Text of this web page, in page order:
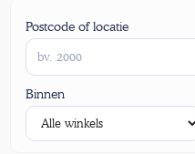
Postcode of locatie
Binnen